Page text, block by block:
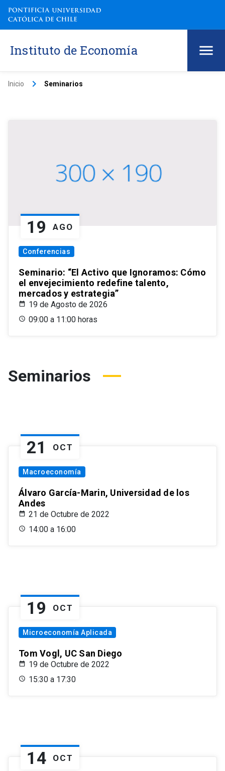
Instituto de Economía
Inicio keyboard_arrow_right Seminarios
19 AGO
Conferencias
Seminario: “El Activo que Ignoramos: Cómo
el envejecimiento redefine talento,
mercados y estrategia”
19 de Agosto de 2026
09:00 a 11:00 horas
Seminarios
21 OCT
Macroeconomía
Álvaro García-Marin, Universidad de los
Andes
21 de Octubre de 2022
14:00 a 16:00
19 OCT
Microeconomía Aplicada
Tom Vogl, UC San Diego
19 de Octubre de 2022
15:30 a 17:30
14 OCT